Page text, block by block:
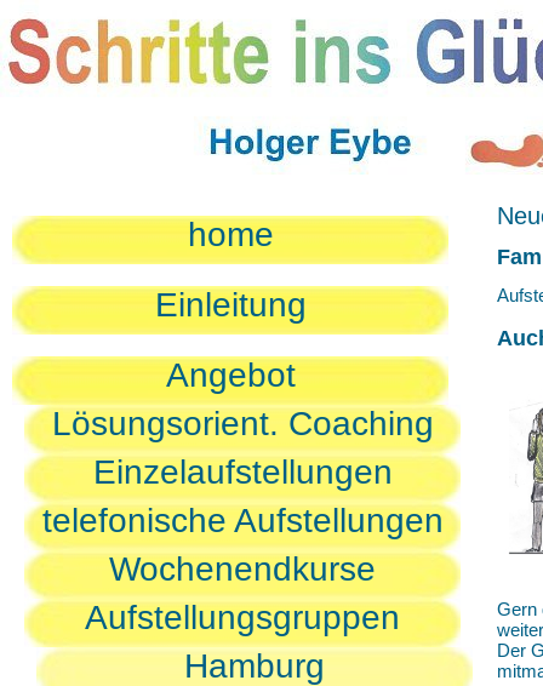
home
Einleitung
Angebot
Lösungsorient. Coaching
Einzelaufstellungen
telefonische Aufstellungen
Wochenendkurse
Aufstellungsgruppen
Hamburg
Gern
Der